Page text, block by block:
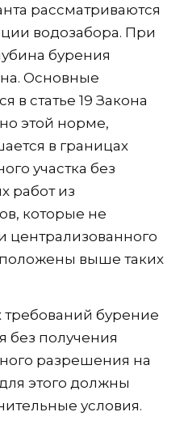
рассматриваются
водозабора. При
бурения
Основные
в статье 19 Закона
этой норме,
в границах
участка без
работ из
которые не
централизованного
выше таких
бурение
без получения
разрешения на
этого должны
условия.